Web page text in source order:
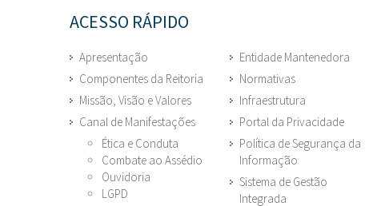
ACESSO RÁPIDO
Apresentação
Componentes da Reitoria
Missão, Visão e Valores
Canal de Manifestações
Ética e Conduta
Combate ao Assédio
Ouvidoria
LGPD
Entidade Mantenedora
Normativas
Infraestrutura
Portal da Privacidade
Política de Segurança da
Informação
Sistema de Gestão
Integrada